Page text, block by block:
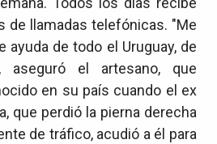
de llamadas telefónicas. "Me
ayuda de todo el Uruguay, de
aseguró el artesano, que
en su país cuando el ex
que perdió la pierna derecha
de tráfico, acudió a él para